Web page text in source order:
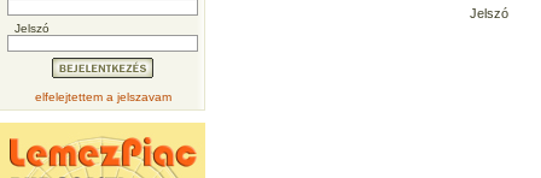
Jelszó
elfelejtettem a jelszavam
Jelszó